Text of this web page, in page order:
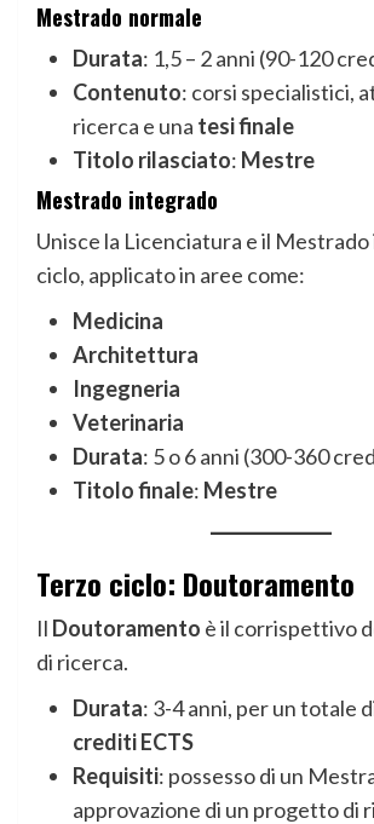
Mestrado normale
Durata: 1,5 – 2 anni (90-120
Contenuto: corsi specialistici,
ricerca e una tesi finale
Titolo rilasciato: Mestre
Mestrado integrado
Unisce la Licenciatura e il Mestrado
ciclo, applicato in aree come:
Medicina
Architettura
Ingegneria
Veterinaria
Durata: 5 o 6 anni (300-360
Titolo finale: Mestre
Terzo ciclo: Doutoramento
Il Doutoramento è il corrispettivo
di ricerca.
Durata: 3-4 anni, per un totale
crediti ECTS
Requisiti: possesso di un
approvazione di un progetto di